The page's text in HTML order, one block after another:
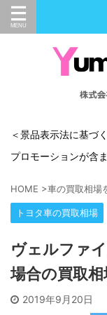
＜景品表示法に基づ
プロモーションが含
HOME >車の買取相場
トヨタ車の買取相場
ヴェルファ
場合の買取相
2019年9月20日